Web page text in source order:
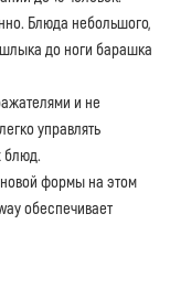
Блюда небольшого,
до ноги барашка
и не
управлять
блюд.
формы на этом
обеспечивает